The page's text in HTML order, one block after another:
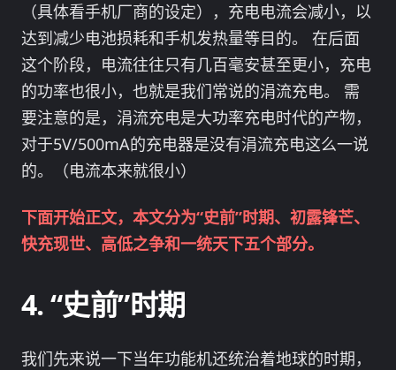
（具体看手机厂商的设定），充电电流会减小，以
达到减少电池损耗和手机发热量等目的。 在后面
这个阶段，电流往往只有几百毫安甚至更小，充电
的功率也很小，也就是我们常说的涓流充电。 需
要注意的是，涓流充电是大功率充电时代的产物，
对于5V/500mA的充电器是没有涓流充电这么一说
的。（电流本来就很小）
下面开始正文，本文分为“史前”时期、初露锋芒、
快充现世、高低之争和一统天下五个部分。
“史前”时期
我们先来说一下当年功能机还统治着地球的时期，